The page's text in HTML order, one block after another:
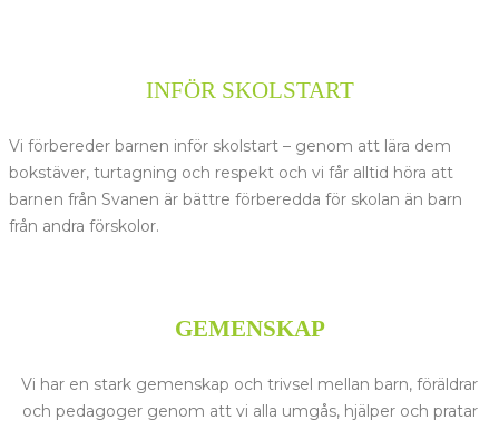
INFÖR SKOLSTART
Vi förbereder barnen inför skolstart – genom att lära dem
bokstäver, turtagning och respekt och vi får alltid höra att
barnen från Svanen är bättre förberedda för skolan än barn
från andra förskolor.
GEMENSKAP
Vi har en stark gemenskap och trivsel mellan barn, föräldrar
och pedagoger genom att vi alla umgås, hjälper och pratar